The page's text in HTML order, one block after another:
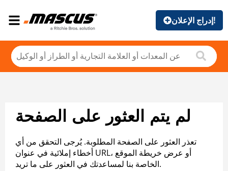
إدراج الإعلان!
لم يتم العثور على الصفحة
تعذر العثور على الصفحة المطلوبة. يُرجى التحقق من أي
أخطاء إملائية في عنوان URL، أو عرض خريطة الموقع
الخاصة بنا لمساعدتك في العثور على ما تريد.